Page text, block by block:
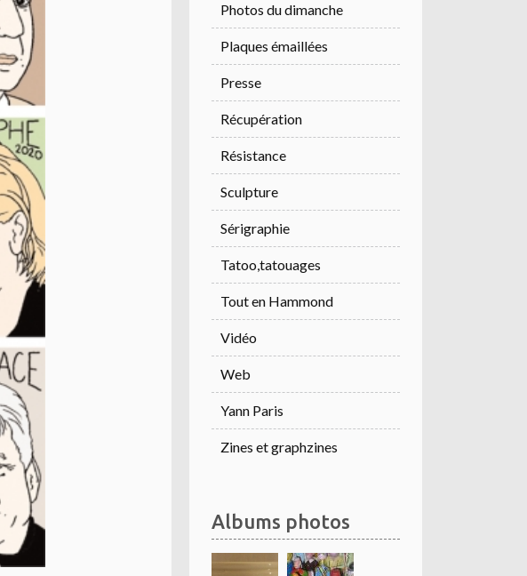
Photos du dimanche
Plaques émaillées
Presse
Récupération
Résistance
Sculpture
Sérigraphie
Tatoo,tatouages
Tout en Hammond
Vidéo
Web
Yann Paris
Zines et graphzines
Albums photos